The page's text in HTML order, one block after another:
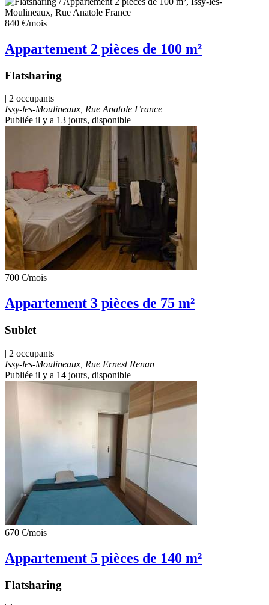
840 €/mois
Appartement 2 pièces de 100 m²
Flatsharing
| 2 occupants
Issy-les-Moulineaux, Rue Anatole France
Publiée il y a 13 jours, disponible
700 €/mois
Appartement 3 pièces de 75 m²
Sublet
| 2 occupants
Issy-les-Moulineaux, Rue Ernest Renan
Publiée il y a 14 jours, disponible
670 €/mois
Appartement 5 pièces de 140 m²
Flatsharing